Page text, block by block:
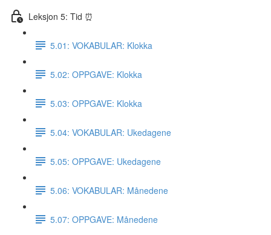
Leksjon 5: Tid ⏰
5.01: VOKABULAR: Klokka
5.02: OPPGAVE: Klokka
5.03: OPPGAVE: Klokka
5.04: VOKABULAR: Ukedagene
5.05: OPPGAVE: Ukedagene
5.06: VOKABULAR: Månedene
5.07: OPPGAVE: Månedene